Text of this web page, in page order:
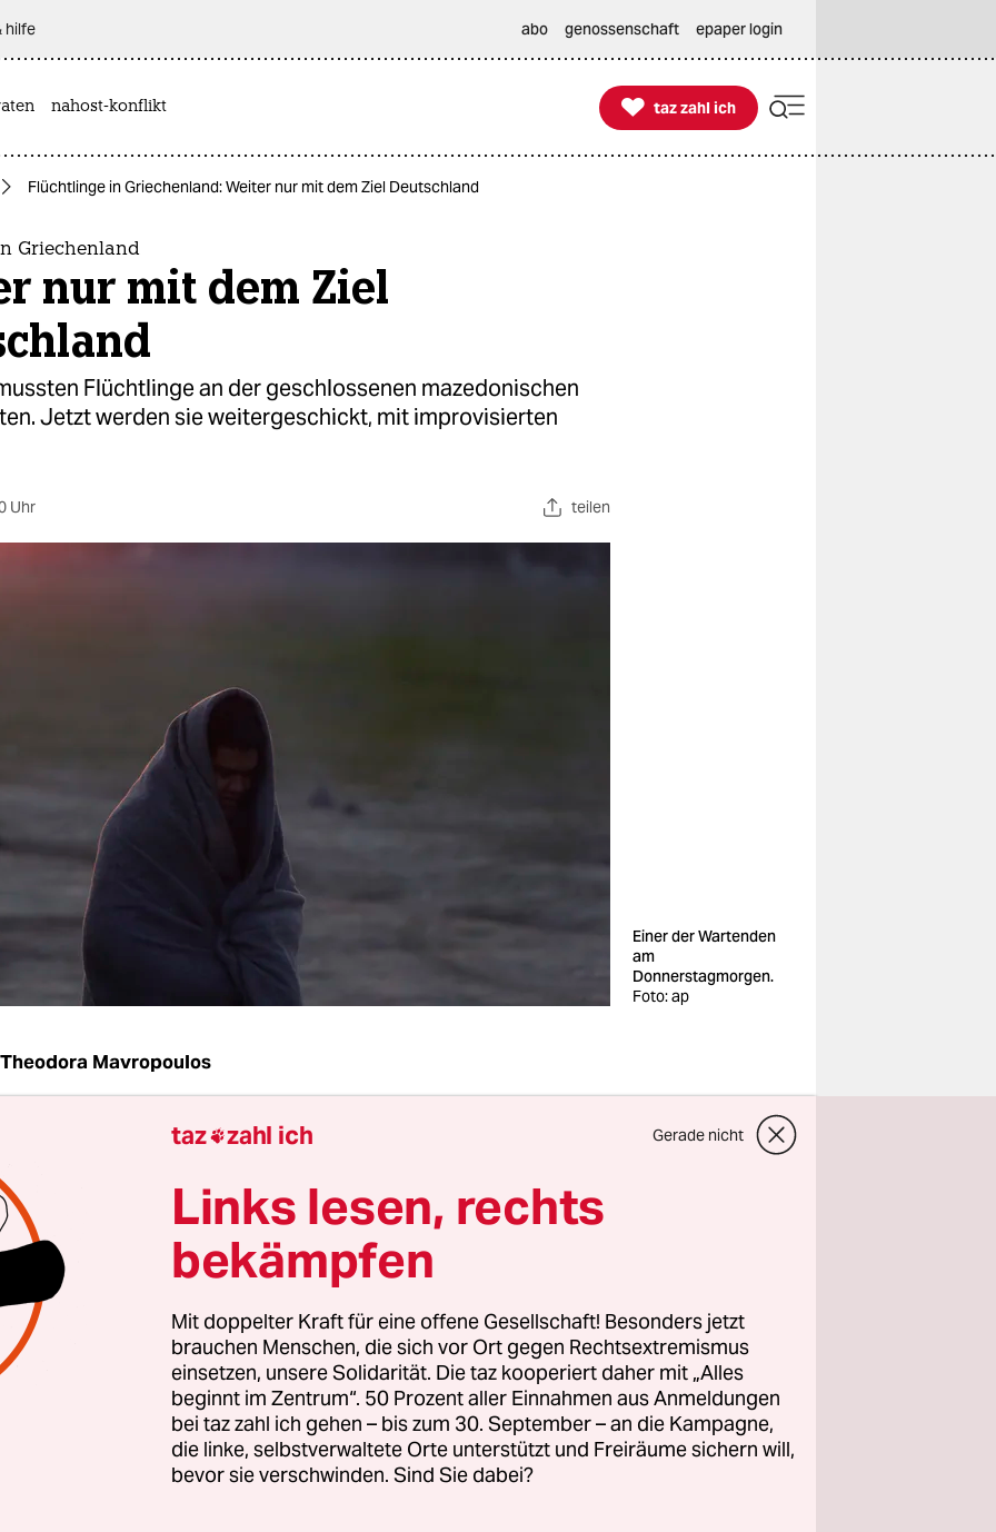
hilfe abo genossenschaft epaper login
nahost-konflikt 
taz zahl ich
taz zahl ich
Flüchtlinge in Griechenland: Weiter nur mit dem Ziel Deutschland
Griechenland
nur mit dem Ziel
Flüchtlinge an der geschlossenen mazedonischen
Jetzt werden sie weitergeschickt, mit improvisierten
Uhr teilen
Einer der Wartenden
am
Donnerstagmorgen.
Foto: ap
Theodora Mavropoulos
von Griechenland nach Mazedonien ist wieder geöffnet,
Grenzübergang Idomeni-Gevgelija zwei Tage lang
war. Der Übergang liegt auf der Hauptroute,
von der Türkei über Griechenland und durch die
nach Deutschland und Österreich kommen. Die
ihnen stammen aus Syrien, Afghanistan und dem Irak.
hat nun die Polizei in Idomeni angefangen,
Papiere auszustellen, auf denen entweder
oder Österreich als Ziel angegeben ist. Über tausend
stehen in der Kälte an, vor einem Container am Eingang des
das kurz vor der Grenze liegt.
taz zahl ich Gerade nicht
Links lesen, rechts
bekämpfen
Mit doppelter Kraft für eine offene Gesellschaft! Besonders jetzt
brauchen Menschen, die sich vor Ort gegen Rechtsextremismus
einsetzen, unsere Solidarität. Die taz kooperiert daher mit „Alles
beginnt im Zentrum“. 50 Prozent aller Einnahmen aus Anmeldungen
bei taz zahl ich gehen – bis zum 30. September – an die Kampagne,
die linke, selbstverwaltete Orte unterstützt und Freiräume sichern will,
bevor sie verschwinden. Sind Sie dabei?